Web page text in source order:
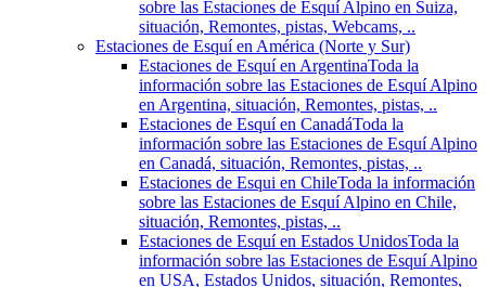
sobre las Estaciones de Esquí Alpino en Suiza,
situación, Remontes, pistas, Webcams, ..
Estaciones de Esquí en América (Norte y Sur)
Estaciones de Esquí en ArgentinaToda la
información sobre las Estaciones de Esquí Alpino
en Argentina, situación, Remontes, pistas, ..
Estaciones de Esquí en CanadáToda la
información sobre las Estaciones de Esquí Alpino
en Canadá, situación, Remontes, pistas, ..
Estaciones de Esqui en ChileToda la información
sobre las Estaciones de Esquí Alpino en Chile,
situación, Remontes, pistas, ..
Estaciones de Esquí en Estados UnidosToda la
información sobre las Estaciones de Esquí Alpino
en USA, Estados Unidos, situación, Remontes,